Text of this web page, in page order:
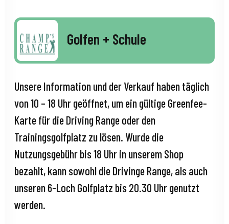
Golfen + Schule
Unsere Information und der Verkauf haben täglich
von 10 – 18 Uhr geöffnet, um ein gültige Greenfee-
Karte für die Driving Range oder den
Trainingsgolfplatz zu lösen. Wurde die
Nutzungsgebühr bis 18 Uhr in unserem Shop
bezahlt, kann sowohl die Drivinge Range, als auch
unseren 6-Loch Golfplatz bis 20.30 Uhr genutzt
werden.